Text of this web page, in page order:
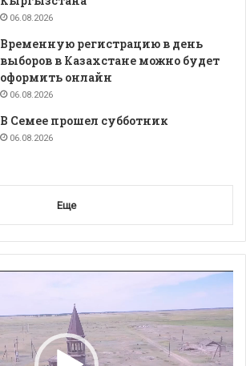
06.08.2026
Временную регистрацию в день
выборов в Казахстане можно будет
оформить онлайн
06.08.2026
В Семее прошел субботник
06.08.2026
Еще